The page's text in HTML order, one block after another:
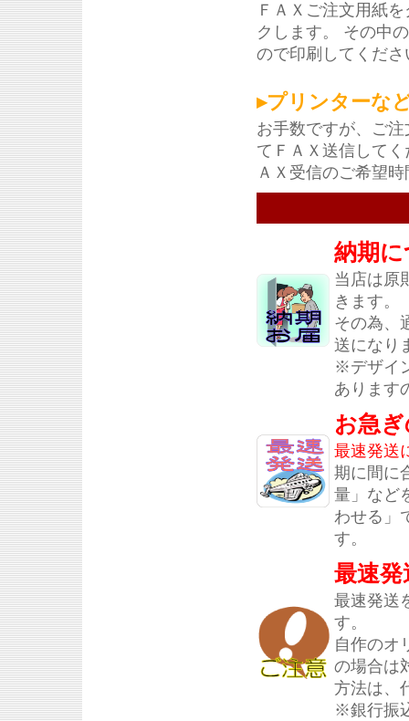
ＦＡＸご注文用紙
クします。 その中
ので印刷してくださ
▸プリンターな
お手数ですが、ご
てＦＡＸ送信して
ＡＸ受信のご希望
納期
当店は原
きます。
その為、
送になり
※デザイ
あります
お急
最速発送
期に間に
量」など
わせる」
す。
最速発
最速発送
す。
自作のオ
の場合は
方法は、
※銀行振